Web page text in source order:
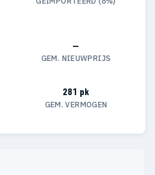
—
GEM. NIEUWPRIJS
281 pk
GEM. VERMOGEN